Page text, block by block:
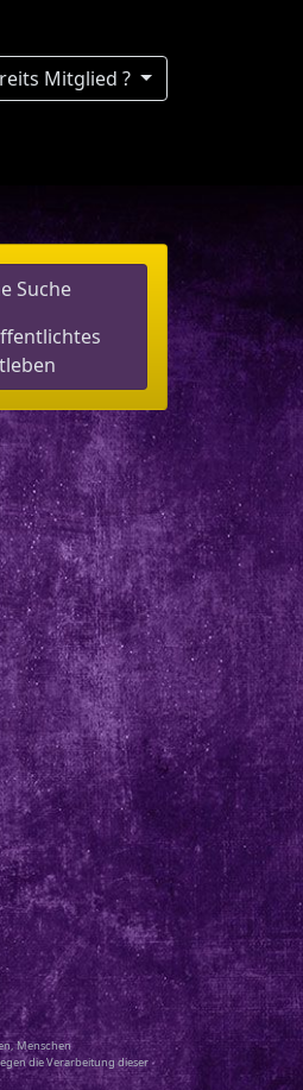
Mitglied ?
Suche
Menschen
die Verarbeitung dieser